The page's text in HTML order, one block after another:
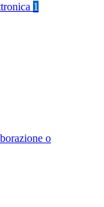
1
o